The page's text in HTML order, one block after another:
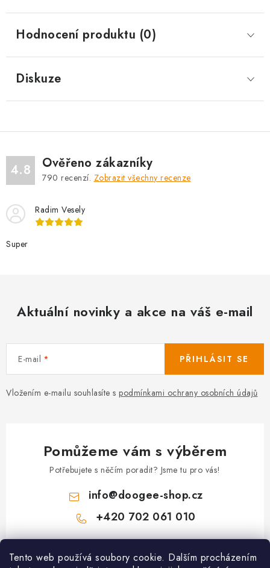
Tento web používá soubory cookie. Dalším procházením
Hodnocení produktu (0)
Diskuze
4.8 Ověřeno zákazníky
790 recenzí. Zobrazit všechny recenze
Radim Vesely
Super
Aktuální novinky a akce na váš e-mail
E-mail
Vložením e-mailu souhlasíte s podmínkami ochrany osobních údajů
PŘIHLÁSIT SE
Pomůžeme vám s výběrem
Potřebujete s něčím poradit? Jsme tu pro vás!
info@doogee-shop.cz
+420 702 061 010
Z